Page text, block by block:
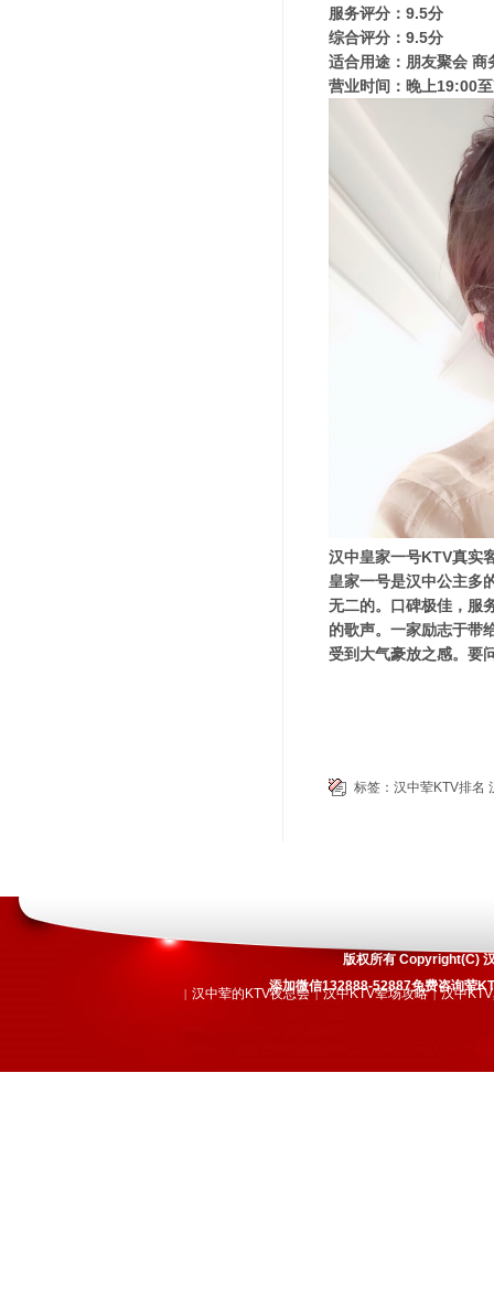
服务评分：9.5分
综合评分：9.5分
适合用途：朋友聚会 商
营业时间：晚上19:00
汉中皇家一号KTV真实
皇家一号是汉中公主多
无二的。口碑极佳，服
的歌声。一家励志于带
受到大气豪放之感。要
标签： 汉中荤KTV排名
| 汉中荤的KTV夜总会 |汉中KTV荤场攻略 | 汉中
版权所有 Copyright(C)
添加微信132888-52887免费咨询荤